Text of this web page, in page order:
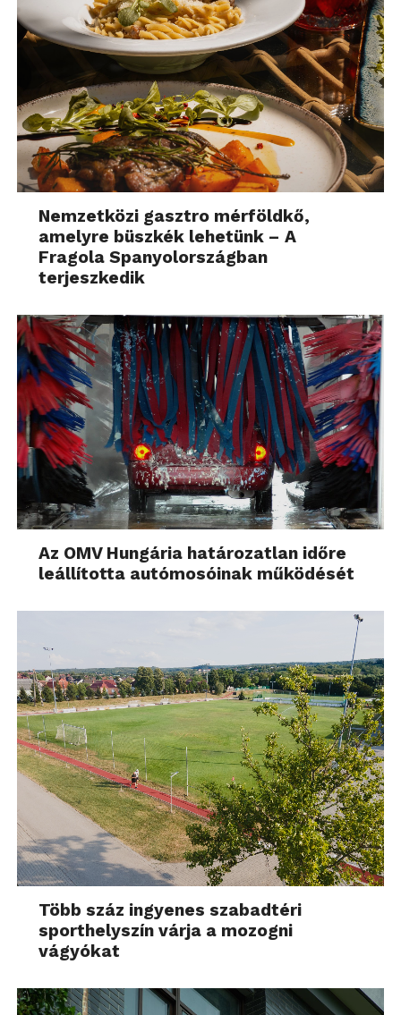
Nemzetközi gasztro mérföldkő,
amelyre büszkék lehetünk – A
Fragola Spanyolországban
terjeszkedik
Az OMV Hungária határozatlan időre
leállította autómosóinak működését
Több száz ingyenes szabadtéri
sporthelyszín várja a mozogni
vágyókat